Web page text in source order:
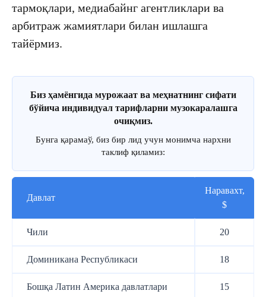
тармоқлари, медиабайнг агентликлари ва
арбитраж жамиятлари билан ишлашга
тайёрмиз.
Биз ҳамёнгида мурожаат ва меҳнатнинг сифати
бўйича индивидуал тарифларни музокаралашга
очиқмиз.
Бунга қарамаў, биз бир лид учун монимча нархни
таклиф қиламиз:
Давлат
Наравахт,
$
Чили 20
Доминикана Республикаси 18
Бошқа Латин Америка давлатлари 15